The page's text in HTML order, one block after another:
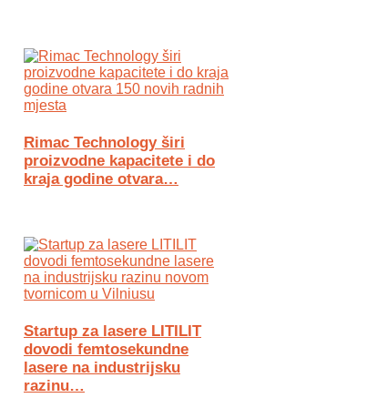
Rimac Technology širi
proizvodne kapacitete i do
kraja godine otvara…
Startup za lasere LITILIT
dovodi femtosekundne
lasere na industrijsku
razinu…